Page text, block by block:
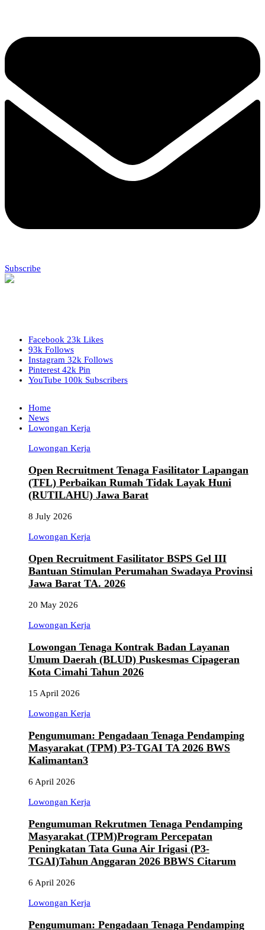
Subscribe
Facebook 23k Likes
93k Follows
Instagram 32k Follows
Pinterest 42k Pin
YouTube 100k Subscribers
Home
News
Lowongan Kerja
Lowongan Kerja
Open Recruitment Tenaga Fasilitator Lapangan
(TFL) Perbaikan Rumah Tidak Layak Huni
(RUTILAHU) Jawa Barat
8 July 2026
Lowongan Kerja
Open Recruitment Fasilitator BSPS Gel III
Bantuan Stimulan Perumahan Swadaya Provinsi
Jawa Barat TA. 2026
20 May 2026
Lowongan Kerja
Lowongan Tenaga Kontrak Badan Layanan
Umum Daerah (BLUD) Puskesmas Cipageran
Kota Cimahi Tahun 2026
15 April 2026
Lowongan Kerja
Pengumuman: Pengadaan Tenaga Pendamping
Masyarakat (TPM) P3-TGAI TA 2026 BWS
Kalimantan3
6 April 2026
Lowongan Kerja
Pengumuman Rekrutmen Tenaga Pendamping
Masyarakat (TPM)Program Percepatan
Peningkatan Tata Guna Air Irigasi (P3-
TGAI)Tahun Anggaran 2026 BBWS Citarum
6 April 2026
Lowongan Kerja
Pengumuman: Pengadaan Tenaga Pendamping